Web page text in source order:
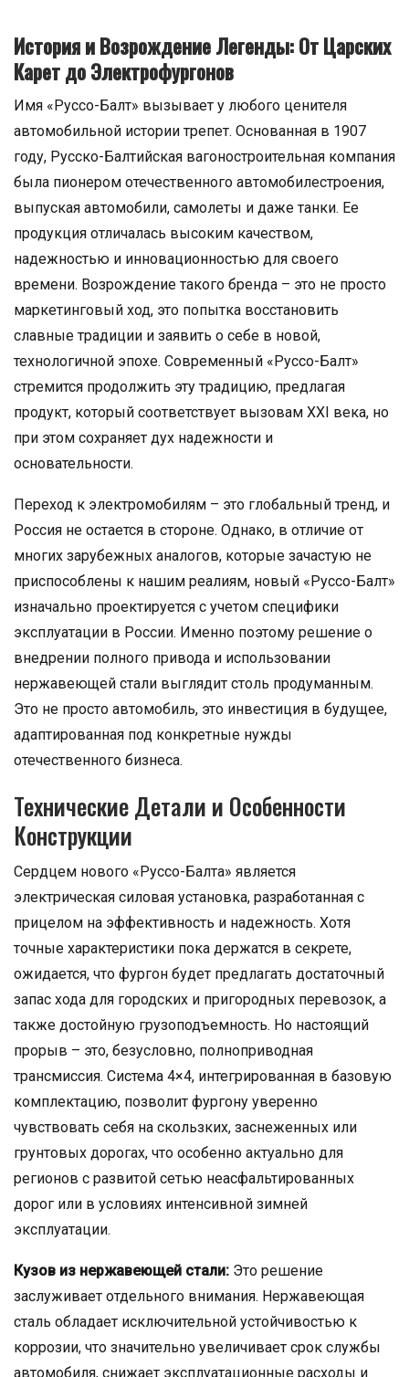
История и Возрождение Легенды: От Царских
Карет до Электрофургонов
Имя «Руссо-Балт» вызывает у любого ценителя
автомобильной истории трепет. Основанная в 1907
году, Русско-Балтийская вагоностроительная компания
была пионером отечественного автомобилестроения,
выпуская автомобили, самолеты и даже танки. Ее
продукция отличалась высоким качеством,
надежностью и инновационностью для своего
времени. Возрождение такого бренда – это не просто
маркетинговый ход, это попытка восстановить
славные традиции и заявить о себе в новой,
технологичной эпохе. Современный «Руссо-Балт»
стремится продолжить эту традицию, предлагая
продукт, который соответствует вызовам XXI века, но
при этом сохраняет дух надежности и
основательности.
Переход к электромобилям – это глобальный тренд, и
Россия не остается в стороне. Однако, в отличие от
многих зарубежных аналогов, которые зачастую не
приспособлены к нашим реалиям, новый «Руссо-Балт»
изначально проектируется с учетом специфики
эксплуатации в России. Именно поэтому решение о
внедрении полного привода и использовании
нержавеющей стали выглядит столь продуманным.
Это не просто автомобиль, это инвестиция в будущее,
адаптированная под конкретные нужды
отечественного бизнеса.
Технические Детали и Особенности
Конструкции
Сердцем нового «Руссо-Балта» является
электрическая силовая установка, разработанная с
прицелом на эффективность и надежность. Хотя
точные характеристики пока держатся в секрете,
ожидается, что фургон будет предлагать достаточный
запас хода для городских и пригородных перевозок, а
также достойную грузоподъемность. Но настоящий
прорыв – это, безусловно, полноприводная
трансмиссия. Система 4×4, интегрированная в базовую
комплектацию, позволит фургону уверенно
чувствовать себя на скользких, заснеженных или
грунтовых дорогах, что особенно актуально для
регионов с развитой сетью неасфальтированных
дорог или в условиях интенсивной зимней
эксплуатации.
Кузов из нержавеющей стали: Это решение
заслуживает отдельного внимания. Нержавеющая
сталь обладает исключительной устойчивостью к
коррозии, что значительно увеличивает срок службы
автомобиля, снижает эксплуатационные расходы и